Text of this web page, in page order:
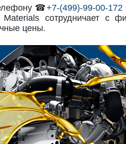
☎+7-(499)-99-00-172
сотрудничает с
цены.